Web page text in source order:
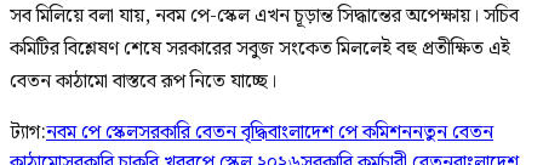
সব মিলিয়ে বলা যায়, নবম পে-স্কেল এখন চূড়ান্ত সিদ্ধান্তের অপেক্ষায়। সচিব
কমিটির বিশ্লেষণ শেষে সরকারের সবুজ সংকেত মিললেই বহু প্রতীক্ষিত এই
বেতন কাঠামো বাস্তবে রূপ নিতে যাচ্ছে।
ট্যাগ:নবম পে স্কেলসরকারি বেতন বৃদ্ধিবাংলাদেশ পে কমিশননতুন বেতন